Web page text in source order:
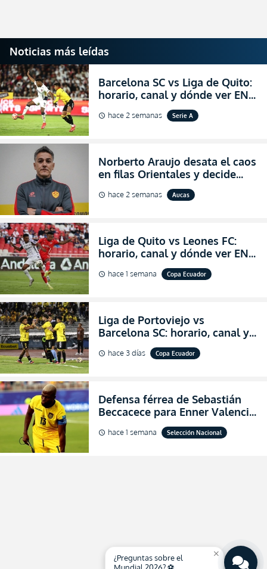
Noticias más leídas
Barcelona SC vs Liga de Quito:
horario, canal y dónde ver EN
VIVO la Fecha 22 de la LigaPro
2026
schedule hace 2 semanas Serie A
Norberto Araujo desata el caos
en filas Orientales y decide
abandonar la dirección técnica
de Aucas
schedule hace 2 semanas Aucas
Liga de Quito vs Leones FC:
horario, canal y dónde ver EN
VIVO los octavos de final de la
Copa Ecuador 2026
schedule hace 1 semana Copa Ecuador
Liga de Portoviejo vs
Barcelona SC: horario, canal y
dónde ver EN VIVO los octavos
de final de la Copa Ecuador
schedule hace 3 días Copa Ecuador
Defensa férrea de Sebastián
Beccacece para Enner Valencia
al indicar que era el hombre
indicado para Ecuador
schedule hace 1 semana Selección Nacional
close
¿Preguntas sobre el